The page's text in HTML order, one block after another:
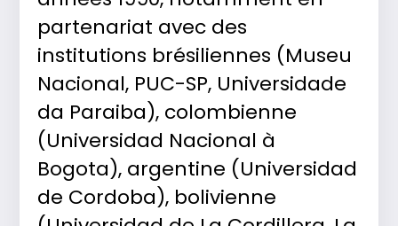
partenariat avec des
institutions brésiliennes (Museu
Nacional, PUC-SP, Universidade
da Paraiba), colombienne
(Universidad Nacional à
Bogota), argentine (Universidad
de Cordoba), bolivienne